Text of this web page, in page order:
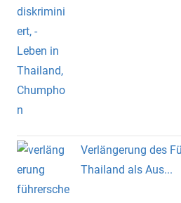
Verlängerung des
Thailand als Aus...